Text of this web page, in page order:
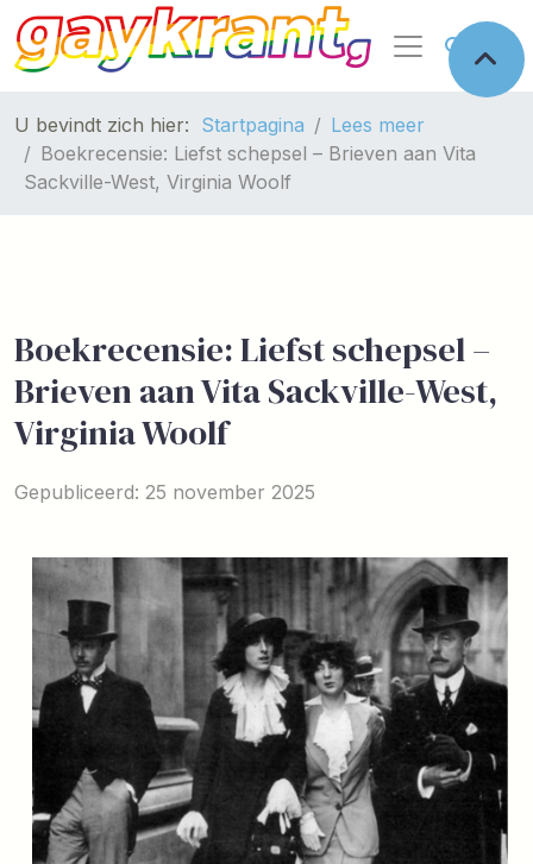
U bevindt zich hier: Startpagina
Lees meer
Boekrecensie: Liefst schepsel – Brieven aan Vita
Sackville-West, Virginia Woolf
Boekrecensie: Liefst schepsel –
Brieven aan Vita Sackville-West,
Virginia Woolf
Gepubliceerd: 25 november 2025